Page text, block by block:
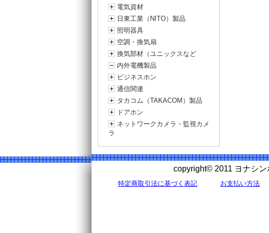
電気資材
日東工業（NITO）製品
照明器具
空調・換気扇
換気部材（ユニックスなど
内外電機製品
ビジネスホン
通信関連
タカコム（TAKACOM）製品
ドアホン
ネットワークカメラ・監視カメ
ラ
copyright© 2011 ヨナシ
特定商取引法に基づく表記 お支払い方法